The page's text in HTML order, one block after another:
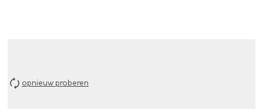
opnieuw proberen